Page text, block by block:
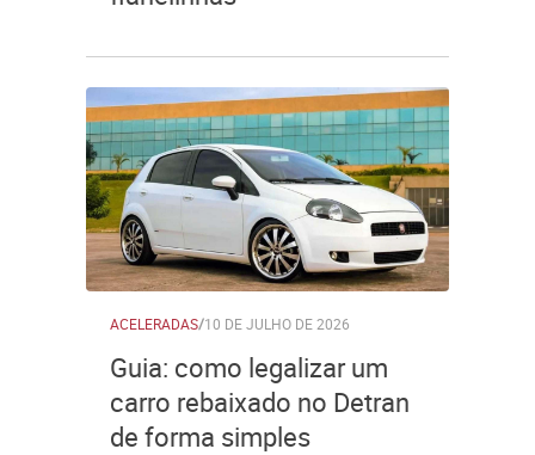
ACELERADAS/10 DE JULHO DE 2026
Guia: como legalizar um
carro rebaixado no Detran
de forma simples